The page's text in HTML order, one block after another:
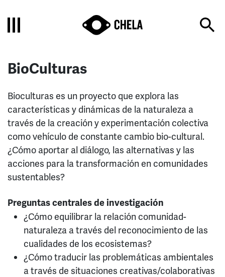
BioCulturas
Bioculturas es un proyecto que explora las
características y dinámicas de la naturaleza a
través de la creación y experimentación colectiva
como vehículo de constante cambio bio-cultural.
¿Cómo aportar al diálogo, las alternativas y las
acciones para la transformación en comunidades
sustentables?
Preguntas centrales de investigación
¿Cómo equilibrar la relación comunidad-
naturaleza a través del reconocimiento de las
cualidades de los ecosistemas?
¿Cómo traducir las problemáticas ambientales
a través de situaciones creativas/colaborativas